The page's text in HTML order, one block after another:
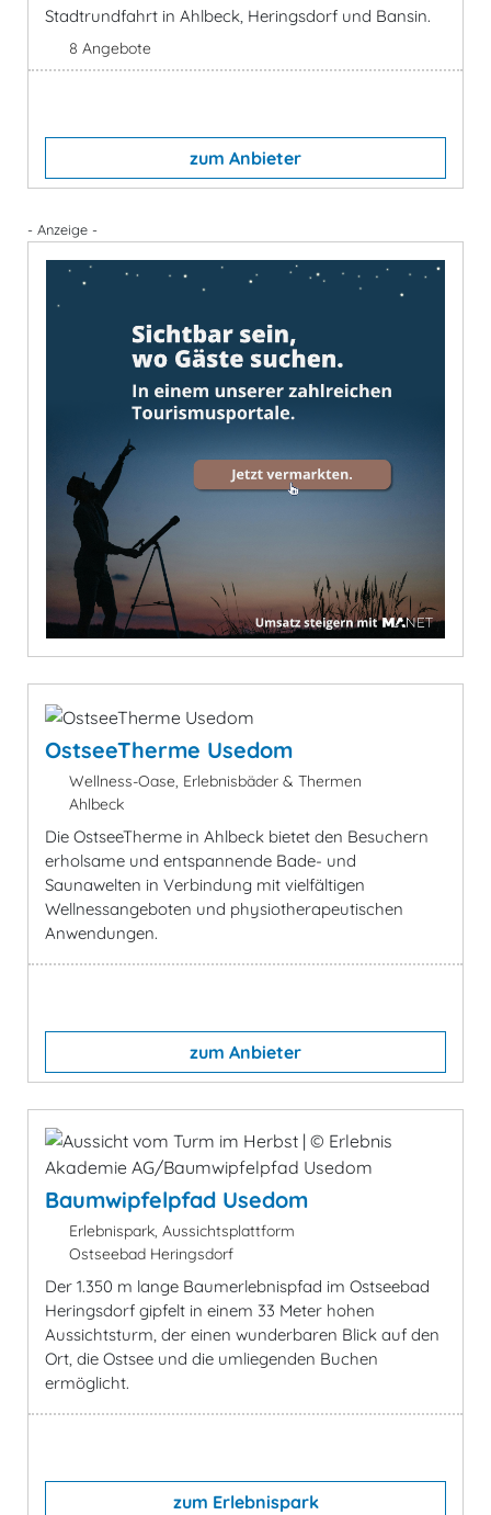
Stadtrundfahrt in Ahlbeck, Heringsdorf und Bansin.
8 Angebote
zum Anbieter
- Anzeige -
OstseeTherme Usedom
Wellness-Oase, Erlebnisbäder & Thermen
Ahlbeck
Die OstseeTherme in Ahlbeck bietet den Besuchern
erholsame und entspannende Bade- und
Saunawelten in Verbindung mit vielfältigen
Wellnessangeboten und physiotherapeutischen
Anwendungen.
zum Anbieter
Baumwipfelpfad Usedom
Erlebnispark, Aussichtsplattform
Ostseebad Heringsdorf
Der 1.350 m lange Baumerlebnispfad im Ostseebad
Heringsdorf gipfelt in einem 33 Meter hohen
Aussichtsturm, der einen wunderbaren Blick auf den
Ort, die Ostsee und die umliegenden Buchen
ermöglicht.
zum Erlebnispark